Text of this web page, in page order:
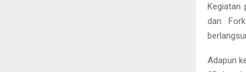
Kegiatan
dan
Adapun